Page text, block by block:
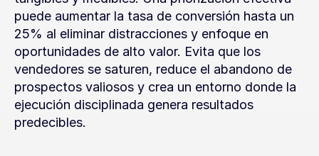
puede aumentar la tasa de conversión hasta un
25% al eliminar distracciones y enfoque en
oportunidades de alto valor. Evita que los
vendedores se saturen, reduce el abandono de
prospectos valiosos y crea un entorno donde la
ejecución disciplinada genera resultados
predecibles.